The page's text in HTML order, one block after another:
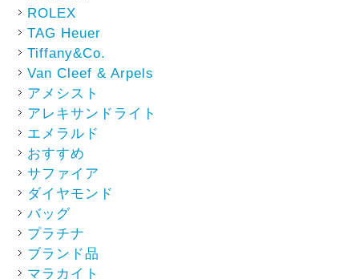
ROLEX
TAG Heuer
Tiffany&Co.
Van Cleef & Arpels
アメシスト
アレキサンドライト
エメラルド
おすすめ
サファイア
ダイヤモンド
バッグ
プラチナ
ブランド品
マラカイト